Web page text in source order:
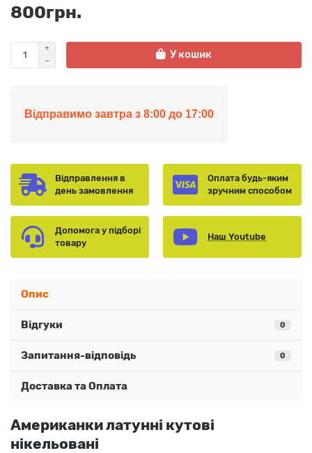
800грн.
У кошик
Відправимо завтра з 8:00 до 17:00
Відправлення в
день замовлення
Оплата будь-яким
зручним способом
Допомога у підборі
товару
Наш Youtube
Опис
Відгуки 0
Запитання-відповідь 0
Доставка та Оплата
Американки латунні кутові
нікельовані